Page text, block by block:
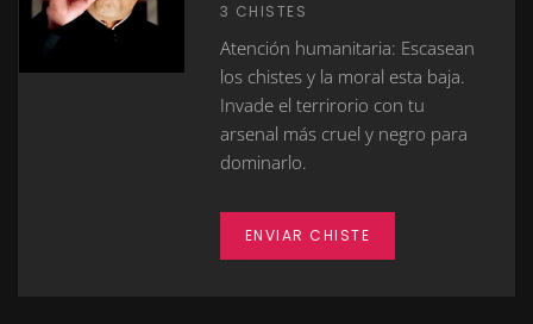
3 CHISTES
Atención humanitaria: Escasean
los chistes y la moral esta baja.
Invade el terrirorio con tu
arsenal más cruel y negro para
dominarlo.
ENVIAR CHISTE